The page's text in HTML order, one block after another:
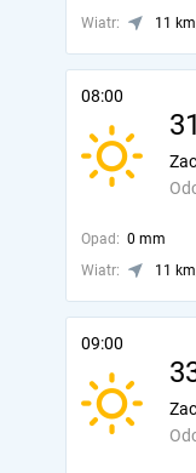
Wiatr: 11
08:00
Opad: 0 mm
Wiatr:
11
09:00